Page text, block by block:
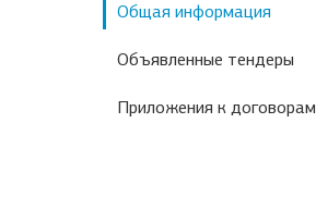
Общая информация
Объявленные тендеры
Приложения к договорам